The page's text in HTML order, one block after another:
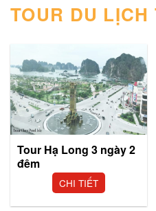
TOUR DU
Tour Hạ Long 3 ngày 2
đêm
CHI TIẾT